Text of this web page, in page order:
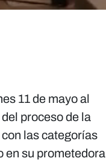
11 de mayo al
proceso de la
las categorías
en su prometedora